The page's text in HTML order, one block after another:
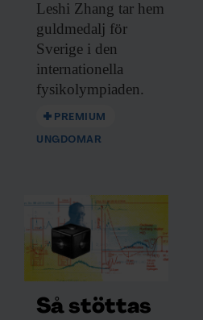
Leshi Zhang tar hem
guldmedalj för
Sverige i den
internationella
fysikolympiaden.
PREMIUM
UNGDOMAR
Så stöttas